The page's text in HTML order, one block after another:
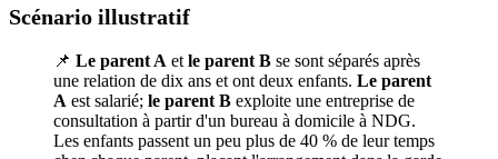
Scénario illustratif
📌 Le parent A et le parent B se sont séparés après
une relation de dix ans et ont deux enfants. Le parent
A est salarié; le parent B exploite une entreprise de
consultation à partir d'un bureau à domicile à NDG.
Les enfants passent un peu plus de 40 % de leur temps